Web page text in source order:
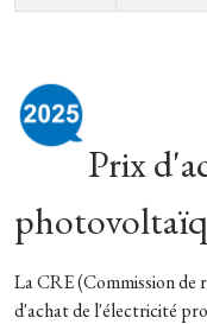
Prix
La CRE (Commission de
d'achat de l'électricité